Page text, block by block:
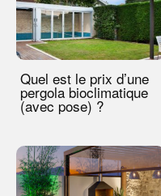
Quel est le prix d’une
pergola bioclimatique
(avec pose) ?